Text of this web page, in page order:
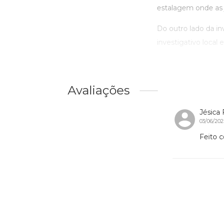
estalagem onde
Do outro lado da
investigativo local
Avaliações
Jésica
03/06/
Feito